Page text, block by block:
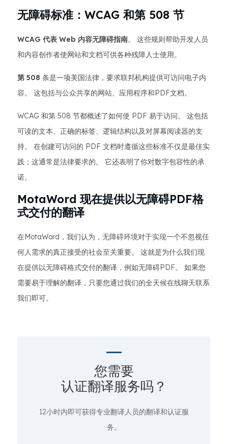
无障碍标准：WCAG 和第 508 节
WCAG 代表 Web 内容无障碍指南。 这些规则帮助开发人员
和内容创作者使网站和文档可供各种残障人士使用。
第 508 条是一项美国法律，要求联邦机构提供可访问电子内
容。 这包括与公众共享的网站、应用程序和PDF文档。
WCAG 和第 508 节都概述了如何使 PDF 易于访问。 这包括
可读的文本、正确的标签、逻辑结构以及对屏幕阅读器的支
持。 在创建可访问的 PDF 文档时遵循这些标准不仅是最佳实
践；这通常是法律要求的。 它还表明了你对数字包容性的承
诺。
MotaWord 现在提供以无障碍PDF格
式交付的翻译
在MotaWord，我们认为，无障碍环境对于实现一个不忽视任
何人需求的真正接受的社会至关重要。 这就是为什么我们现
在提供以无障碍格式交付的翻译，例如无障碍PDF。 如果您
需要易于理解的翻译，只要您通过我们的全天候在线聊天联系
我们即可。
您需要
认证翻译服务吗？
12小时内即可获得专业翻译人员的翻译和认证服
务。